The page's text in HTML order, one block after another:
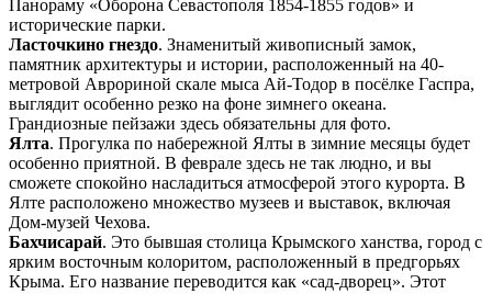
Панораму «Оборона Севастополя 1854-1855 годов» и
исторические парки.
Ласточкино гнездо. Знаменитый живописный замок,
памятник архитектуры и истории, расположенный на 40-
метровой Аврориной скале мыса Ай-Тодор в посёлке Гаспра,
выглядит особенно резко на фоне зимнего океана.
Грандиозные пейзажи здесь обязательны для фото.
Ялта. Прогулка по набережной Ялты в зимние месяцы будет
особенно приятной. В феврале здесь не так людно, и вы
сможете спокойно насладиться атмосферой этого курорта. В
Ялте расположено множество музеев и выставок, включая
Дом-музей Чехова.
Бахчисарай. Это бывшая столица Крымского ханства, город с
ярким восточным колоритом, расположенный в предгорьях
Крыма. Его название переводится как «сад-дворец». Этот